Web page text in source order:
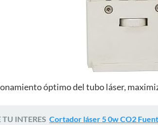
óptimo del tubo láser,
TU INTERES Cortador láser 5 0w CO2